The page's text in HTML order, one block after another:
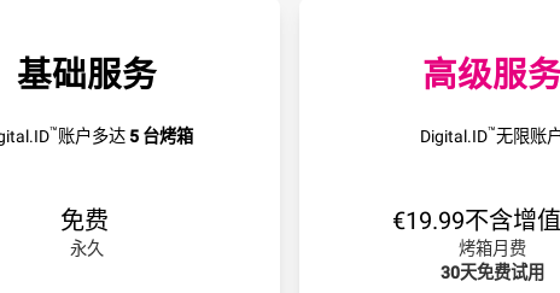
基础服务
™账户多达 5 台烤箱
免费
永久
高级服
Digital.ID™无限账户
€19.99不含增
烤箱月费
30天免费试用